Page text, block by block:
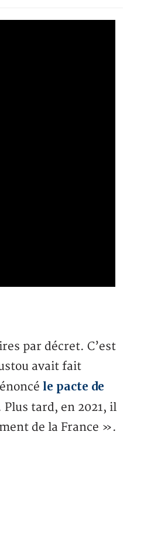
par décret. C’est
avait fait
le pacte de
tard, en 2021, il
de la France ».